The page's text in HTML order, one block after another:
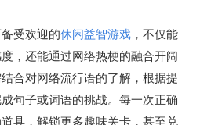
受欢迎的休闲益智游戏 ，不仅能
，还能通过网络热梗的融合开阔
合对网络流行语的了解，根据提
句子或词语的挑战。每一次正确
具，解锁更多趣味关卡，甚至兑